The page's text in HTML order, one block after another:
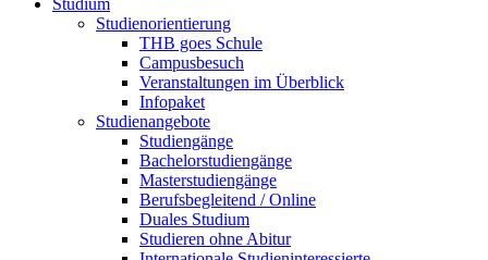
Studium
Studienorientierung
THB goes Schule
Campusbesuch
Veranstaltungen im Überblick
Infopaket
Studienangebote
Studiengänge
Bachelorstudiengänge
Masterstudiengänge
Berufsbegleitend / Online
Duales Studium
Studieren ohne Abitur